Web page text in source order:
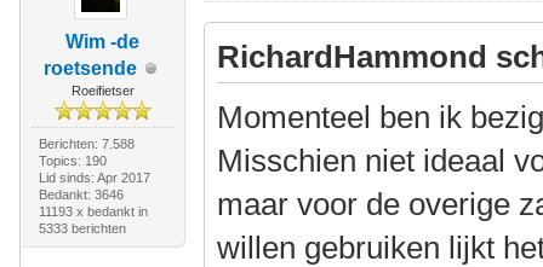
Wim -de
roetsende
Roeifietser
Berichten: 7.588
Topics: 190
Lid sinds: Apr 2017
Bedankt: 3646
11193 x bedankt in
5333 berichten
RichardHammond
Momenteel ben ik
Misschien niet ideaal
maar voor de overige
willen gebruiken lijkt